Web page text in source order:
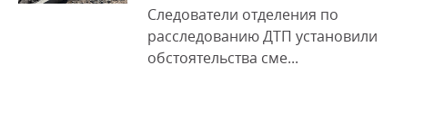
Следователи отделения по
расследованию ДТП установили
обстоятельства сме...